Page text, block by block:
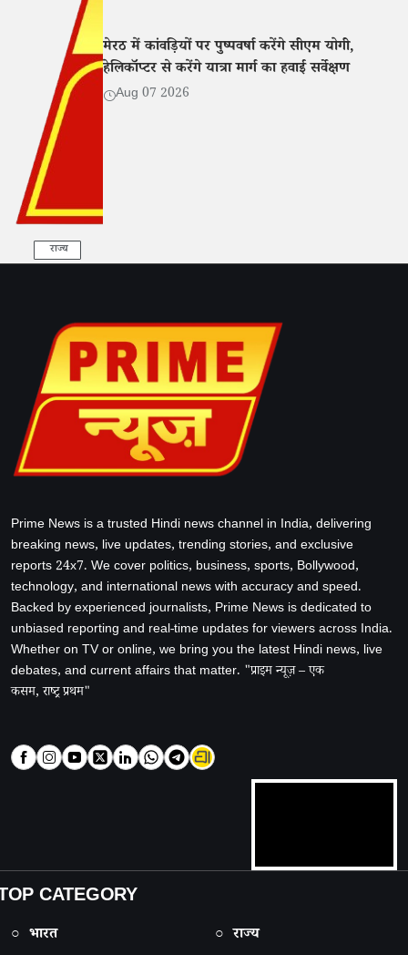
राज्य
मेरठ में कांवड़ियों पर पुष्पवर्षा करेंगे सीएम योगी,
हेलिकॉप्टर से करेंगे यात्रा मार्ग का हवाई सर्वेक्षण
Aug 07 2026
Prime News is a trusted Hindi news channel in India, delivering
breaking news, live updates, trending stories, and exclusive
reports 24x7. We cover politics, business, sports, Bollywood,
technology, and international news with accuracy and speed.
Backed by experienced journalists, Prime News is dedicated to
unbiased reporting and real-time updates for viewers across India.
Whether on TV or online, we bring you the latest Hindi news, live
debates, and current affairs that matter. "प्राइम न्यूज़ – एक
कसम, राष्ट्र प्रथम"
CATEGORY
○ भारत ○ राज्य